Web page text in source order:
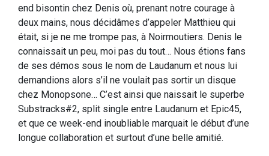
end bisontin chez Denis où, prenant notre courage à
deux mains, nous décidâmes d’appeler Matthieu qui
était, si je ne me trompe pas, à Noirmoutiers. Denis le
connaissait un peu, moi pas du tout… Nous étions fans
de ses démos sous le nom de Laudanum et nous lui
demandions alors s’il ne voulait pas sortir un disque
chez Monopsone… C’est ainsi que naissait le superbe
Substracks#2, split single entre Laudanum et Epic45,
et que ce week-end inoubliable marquait le début d’une
longue collaboration et surtout d’une belle amitié.